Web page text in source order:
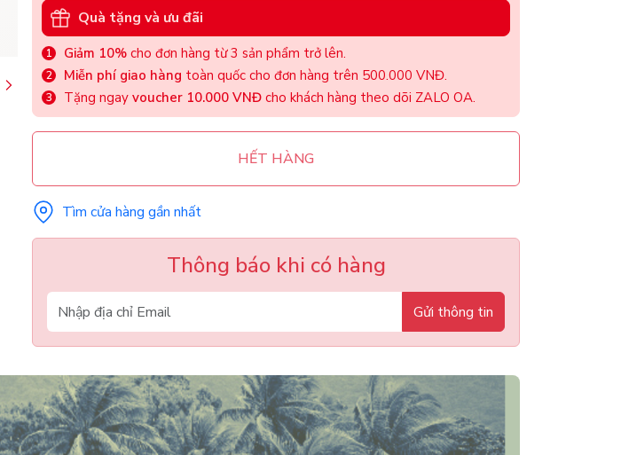
Quà tặng và ưu đãi
Giảm 10% cho đơn hàng từ 3 sản phẩm trở lên.
Miễn phí giao hàng toàn quốc cho đơn hàng trên 500.000 VNĐ.
Tặng ngay voucher 10.000 VNĐ cho khách hàng theo dõi ZALO OA.
HẾT HÀNG
Tìm cửa hàng gần nhất
Thông báo khi có hàng
Gửi thông tin